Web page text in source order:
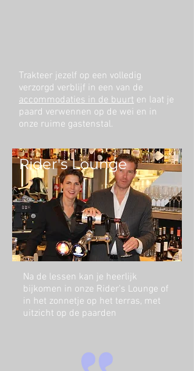
Trakteer jezelf op een volledig
verzorgd verblijf in een van de
accommodaties in de buurt en laat je
paard verwennen op de wei en in
onze ruime gastenstal.
Rider's Lounge
Na de lessen kan je heerlijk
bijkomen in onze Rider's Lounge of
in het zonnetje op het terras, met
uitzicht op de paarden